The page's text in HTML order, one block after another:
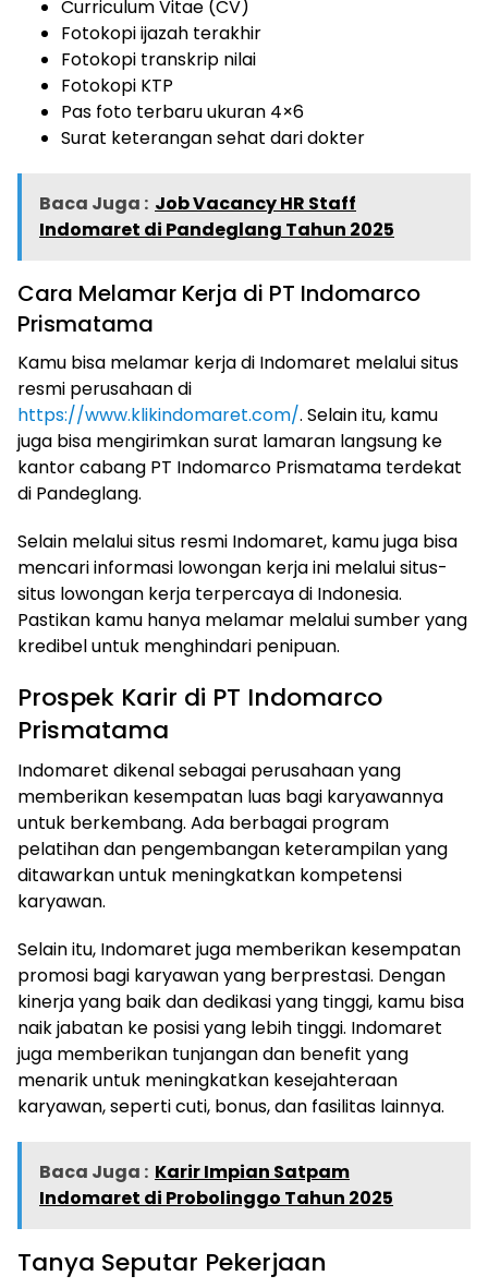
Curriculum Vitae (CV)
Fotokopi ijazah terakhir
Fotokopi transkrip nilai
Fotokopi KTP
Pas foto terbaru ukuran 4×6
Surat keterangan sehat dari dokter
Baca Juga : Job Vacancy HR Staff
Indomaret di Pandeglang Tahun 2025
Cara Melamar Kerja di PT Indomarco
Prismatama
Kamu bisa melamar kerja di Indomaret melalui situs
resmi perusahaan di
https://www.klikindomaret.com/. Selain itu, kamu
juga bisa mengirimkan surat lamaran langsung ke
kantor cabang PT Indomarco Prismatama terdekat
di Pandeglang.
Selain melalui situs resmi Indomaret, kamu juga bisa
mencari informasi lowongan kerja ini melalui situs-
situs lowongan kerja terpercaya di Indonesia.
Pastikan kamu hanya melamar melalui sumber yang
kredibel untuk menghindari penipuan.
Prospek Karir di PT Indomarco
Prismatama
Indomaret dikenal sebagai perusahaan yang
memberikan kesempatan luas bagi karyawannya
untuk berkembang. Ada berbagai program
pelatihan dan pengembangan keterampilan yang
ditawarkan untuk meningkatkan kompetensi
karyawan.
Selain itu, Indomaret juga memberikan kesempatan
promosi bagi karyawan yang berprestasi. Dengan
kinerja yang baik dan dedikasi yang tinggi, kamu bisa
naik jabatan ke posisi yang lebih tinggi. Indomaret
juga memberikan tunjangan dan benefit yang
menarik untuk meningkatkan kesejahteraan
karyawan, seperti cuti, bonus, dan fasilitas lainnya.
Baca Juga : Karir Impian Satpam
Indomaret di Probolinggo Tahun 2025
Tanya Seputar Pekerjaan